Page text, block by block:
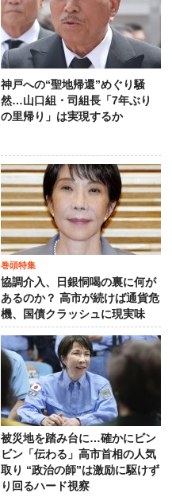
神戸への“聖地帰還”めぐり騒
然…山口組・司組長「7年ぶり
の里帰り」は実現するか
巻頭特集
協調介入、日銀恫喝の裏に何が
あるのか？ 高市が続けば通貨危
機、国債クラッシュに現実味
被災地を踏み台に…確かにビン
ビン「伝わる」高市首相の人気
取り “政治の師”は激励に駆けず
り回るハード視察